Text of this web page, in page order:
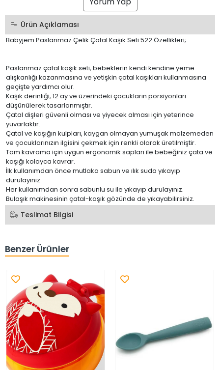
Ürün Açıklaması
Babyjem Paslanmaz Çelik Çatal Kaşık Seti 522 Özellikleri;
Paslanmaz çatal kaşık seti, bebeklerin kendi kendine yeme
alışkanlığı kazanmasına ve yetişkin çatal kaşıkları kullanmasına
geçişte yardımcı olur.
Kaşık derinliği, 12 ay ve üzerindeki çocukların porsiyonları
düşünülerek tasarlanmıştır.
Çatal dişleri güvenli olması ve yiyecek alması için yeterince
yuvarlaktır.
Çatal ve kaşığın kulpları, kaygan olmayan yumuşak malzemeden
ve çocuklarınızın ilgisini çekmek için renkli olarak üretilmiştir.
Tam kavrama için uygun ergonomik sapları ile bebeğiniz çata ve
kaşığı kolayca kavrar.
İlk kullanımdan önce mutlaka sabun ve ılık suda yıkayıp
durulayınız.
Her kullanımdan sonra sabunlu su ile yıkayıp durulayınız.
Bulaşık makinesinin çatal-kaşık gözünde de yıkayabilirsiniz.
Teslimat Bilgisi
Benzer Ürünler